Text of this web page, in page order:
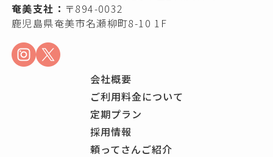
奄美支社： 〒894-0032
鹿児島県奄美市名瀬柳町8-10 1F
会社概要
ご利用料金について
定期プラン
採用情報
頼ってさんご紹介